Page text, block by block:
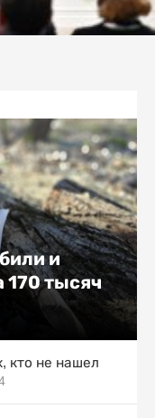
и
170 тысяч
кто не нашел